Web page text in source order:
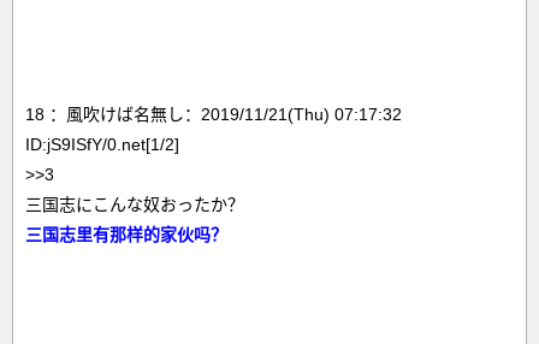
18 ：風吹けば名無し：2019/11/21(Thu) 07:17:32
ID:jS9ISfY/0.net[1/2]
>>3
三国志にこんな奴おったか？
三国志里有那样的家伙吗？